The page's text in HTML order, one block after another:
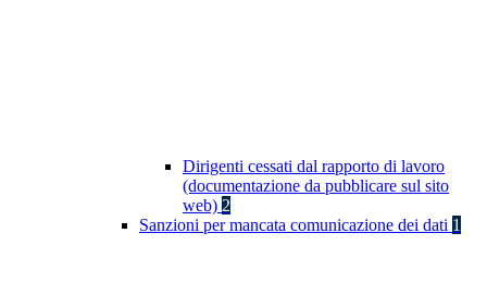
Dirigenti cessati dal rapporto di lavoro
(documentazione da pubblicare sul sito
web) 2
Sanzioni per mancata comunicazione dei dati 1